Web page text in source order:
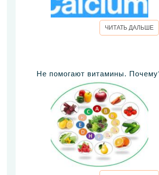
ЧИТАТЬ ДАЛЬШЕ
Не помогают витамины.